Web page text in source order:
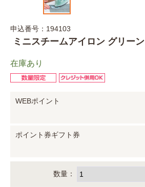
申込番号：194103
ミニスチームアイロン グリーン
在庫あり
WEBポイント
ポイント券ギフト券
数量：